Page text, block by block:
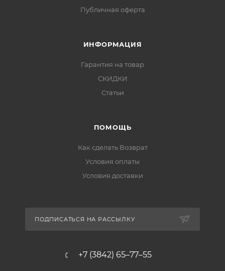
Публичная оферта
ИНФОРМАЦИЯ
Гарантия на товар
СКИДКИ
Статьи
ПОМОЩЬ
Как сделать Возврат
Условия оплаты
Условия доставки
ПОДПИСАТЬСЯ НА РАССЫЛКУ
+7 (3842) 65–77–55